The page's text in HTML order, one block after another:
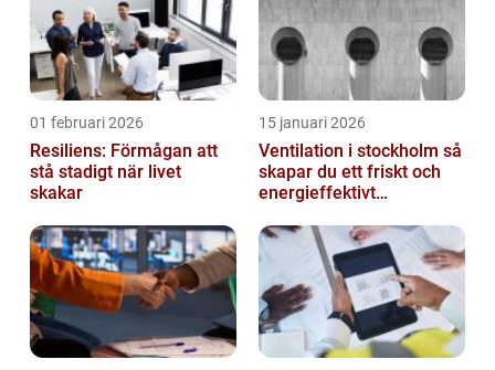
01 februari 2026
Resiliens: Förmågan att
stå stadigt när livet
skakar
15 januari 2026
Ventilation i stockholm så
skapar du ett friskt och
energieffektivt